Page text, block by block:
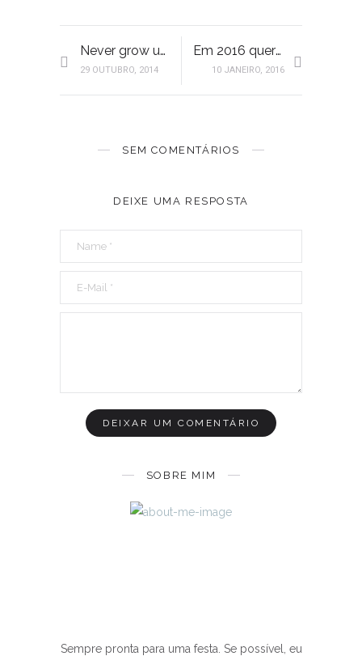
Never grow up…
29 OUTUBRO, 2014
Em 2016 quero fazer coisas novas
10 JANEIRO, 2016
SEM COMENTÁRIOS
DEIXE UMA RESPOSTA
SOBRE MIM
Sempre pronta para uma festa. Se possível, eu